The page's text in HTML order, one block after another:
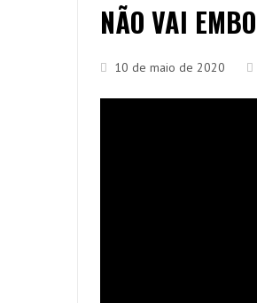
NÃO VAI
10 de maio de 2020